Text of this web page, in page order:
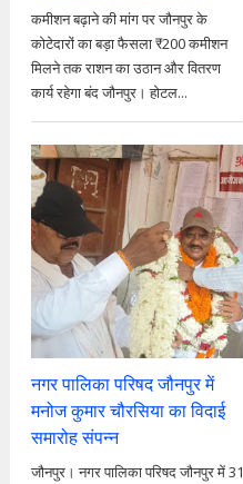
कमीशन बढ़ाने की मांग पर जौनपुर के
कोटेदारों का बड़ा फैसला ₹200 कमीशन
मिलने तक राशन का उठान और वितरण
कार्य रहेगा बंद जौनपुर। होटल...
नगर पालिका परिषद जौनपुर में
मनोज कुमार चौरसिया का विदाई
समारोह संपन्न
जौनपुर। नगर पालिका परिषद जौनपुर में 31